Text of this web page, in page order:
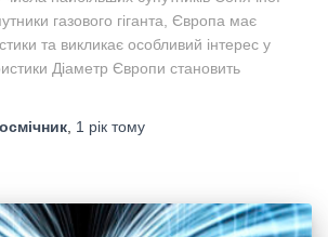
газового гіганта, Європа має
та викликає особливий інтерес у
Діаметр Європи становить
1 рік тому